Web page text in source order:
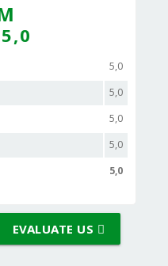
5,0
5,0
5,0
5,0
5,0
EVALUATE US